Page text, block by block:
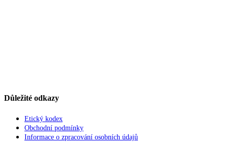
Důležité odkazy
Etický kodex
Obchodní podmínky
Informace o zpracování osobních údajů